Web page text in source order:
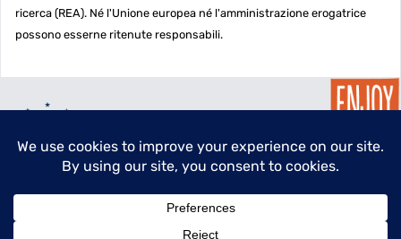
ricerca (REA). Né l'Unione europea né l'amministrazione erogatrice
possono esserne ritenute responsabili.